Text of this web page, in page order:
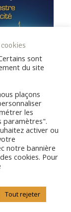
!
Politique de
sont
du site
plaçons
les
paramètres".
activer ou
notre bannière
cookies. Pour
Tout rejeter